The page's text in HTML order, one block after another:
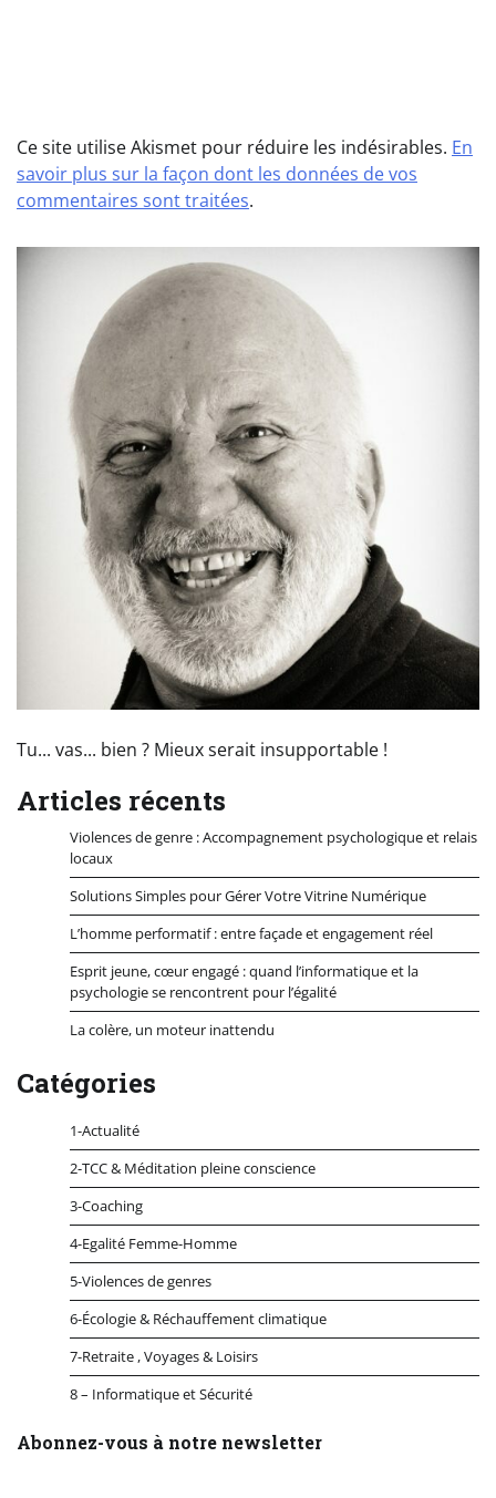
Ce site utilise Akismet pour réduire les indésirables. En
savoir plus sur la façon dont les données de vos
commentaires sont traitées.
Tu... vas... bien ? Mieux serait insupportable !
Articles récents
Violences de genre : Accompagnement psychologique et relais
locaux
Solutions Simples pour Gérer Votre Vitrine Numérique
L’homme performatif : entre façade et engagement réel
Esprit jeune, cœur engagé : quand l’informatique et la
psychologie se rencontrent pour l’égalité
La colère, un moteur inattendu
Catégories
1-Actualité
2-TCC & Méditation pleine conscience
3-Coaching
4-Egalité Femme-Homme
5-Violences de genres
6-Écologie & Réchauffement climatique
7-Retraite , Voyages & Loisirs
8 – Informatique et Sécurité
Abonnez-vous à notre newsletter